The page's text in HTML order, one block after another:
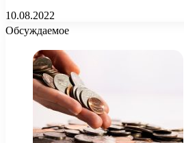
10.08.2022
Обсуждаемое